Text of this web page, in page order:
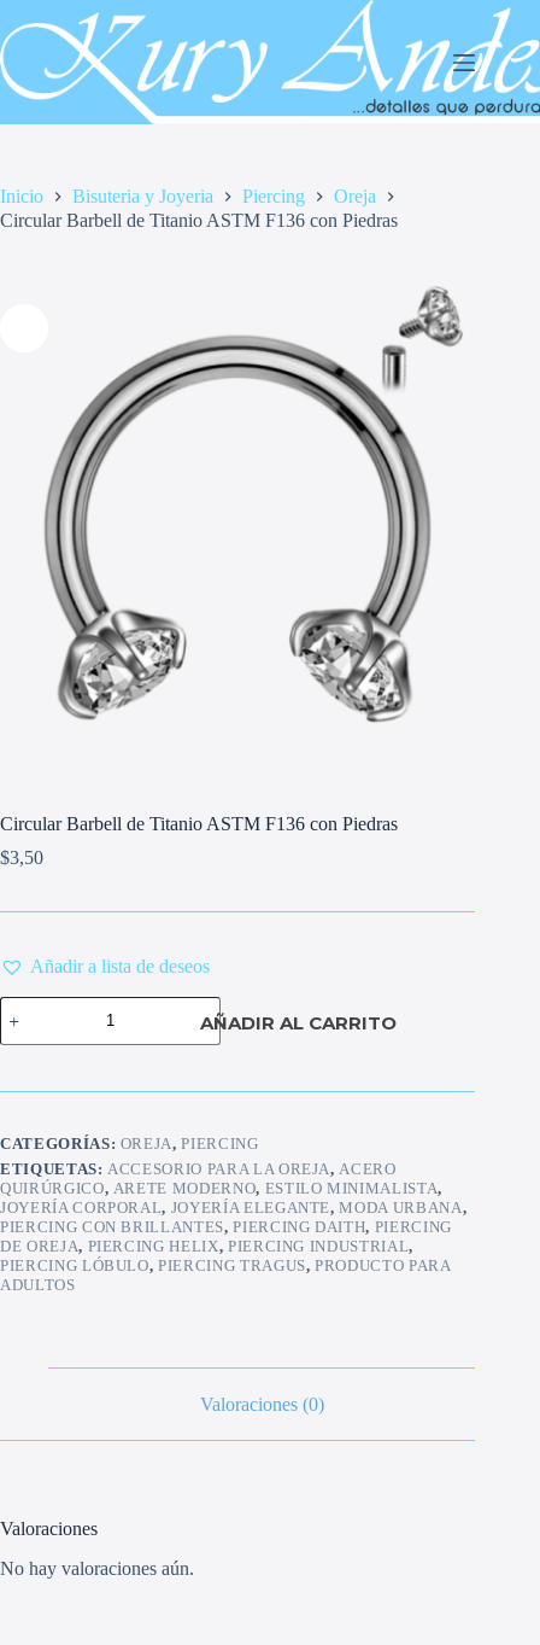
al
contenido
Inicio Bisuteria y Joyeria Piercing
Oreja
Circular Barbell de Titanio ASTM F136 con Piedras
Circular Barbell de Titanio ASTM F136 con Piedras
$3,50
Añadir a lista de deseos
Circular
Barbell
de
ASTM
Piedras
cantidad
AÑADIR AL CARRITO
CATEGORÍAS: OREJA,PIERCING
ETIQUETAS: ACCESORIO PARA LA OREJA, ACERO
QUIRÚRGICO, ARETE MODERNO, ESTILO MINIMALISTA,
JOYERÍA CORPORAL, JOYERÍA ELEGANTE,MODA URBANA,
PIERCING CON BRILLANTES,PIERCING DAITH, PIERCING
DE OREJA, PIERCING HELIX, PIERCING INDUSTRIAL,
PIERCING LÓBULO,PIERCING TRAGUS,PRODUCTO PARA
ADULTOS
Valoraciones (0)
Valoraciones
No hay valoraciones aún.